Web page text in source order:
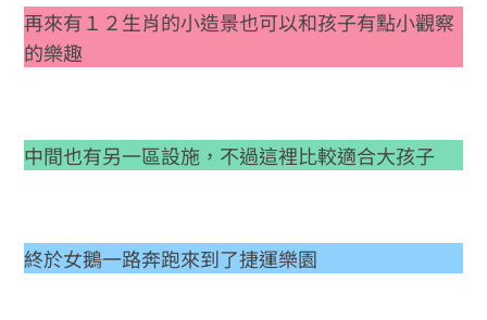
再來有１２生肖的小造景也可以和孩子有點小觀察
的樂趣
中間也有另一區設施，不過這裡比較適合大孩子
終於女鵝一路奔跑來到了捷運樂園